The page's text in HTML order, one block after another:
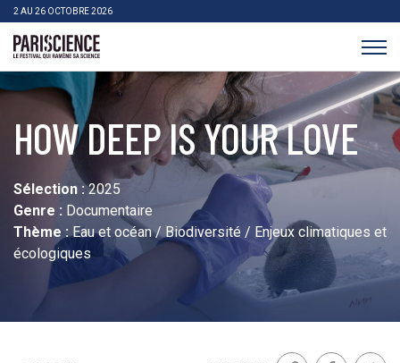
>Aller au contenu
2 AU 26 OCTOBRE 2026
HOW DEEP IS YOUR LOVE
Sélection :2025
Genre : Documentaire
Thème :Eau et océan / Biodiversité / Enjeux climatiques et
écologiques
Panneau de gestion des cookies